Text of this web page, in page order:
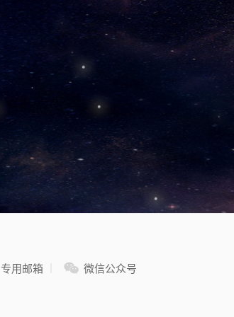
专用邮箱 微信公众号